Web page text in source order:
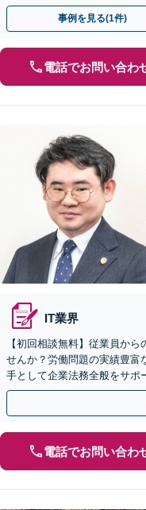
応】
事例を見る(1件)
電話でお問い合わ
IT業界
【初回相談無料】従業員か
せんか？労働問題の実績豊富
手として企業法務全般をサポ
【電話・WEB相談可】【夜
電話でお問い合わ